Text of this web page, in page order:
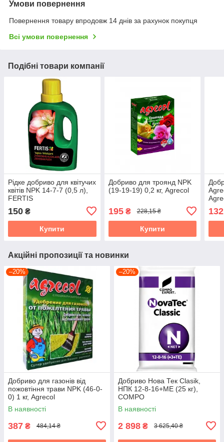
Умови повернення
Повернення товару впродовж 14 днів за рахунок покупця
Всі умови повернення
Подібні товари компанії
Рідке добриво для квітучих
квітів NPK 14-7-7 (0,5 л),
FERTIS
150 ₴
Купити
Добриво для троянд NPK
(19-19-19) 0,2 кг, Agrecol
195₴ 228,15 ₴
Купити
132
Акційні пропозиції та новинки
–20%
Добриво для газонів від
пожовтіння трави NPK (46-0-
0) 1 кг, Agrecol
В наявності
387 ₴ 484,14 ₴
–20%
Добриво Нова Тек Clasik,
НПК 12-8-16+МЕ (25 кг),
COMPO
В наявності
2 898 ₴ 3 625,40 ₴